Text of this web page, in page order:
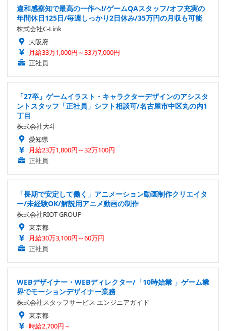
違和感察知で最高の一作へ!/ゲームQAスタッフ/オフ充実の
年間休日125日/毎週しっかり2日休み/35万円の月収も可能
株式会社C-Link
大阪府
月給33万1,000円～33万7,000円
正社員
「27卒」ゲームイラスト・キャラクターデザインのアシスタ
ントスタッフ「正社員」シフト相談可/名古屋市中区丸の内1
丁目
株式会社大斗
愛知県
月給23万1,800円～32万100円
正社員
「長期で安定して働く」アニメーション動画制作クリエイタ
ー/未経験OK/解説用アニメ動画の制作
株式会社RIOT GROUP
東京都
月給30万3,100円～60万円
正社員
WEBデザイナー・WEBディレクター/「10時始業 」ゲーム業
界でモーションデザイナー業務
株式会社スタッフサービス エンジニアガイド
東京都
時給2,700円～